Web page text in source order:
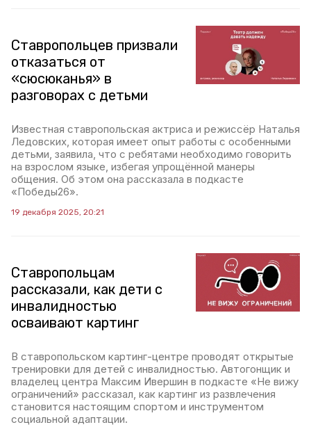
Ставропольцев призвали
отказаться от
«сюсюканья» в
разговорах с детьми
Известная ставропольская актриса и режиссёр Наталья
Ледовских, которая имеет опыт работы с особенными
детьми, заявила, что с ребятами необходимо говорить
на взрослом языке, избегая упрощённой манеры
общения. Об этом она рассказала в подкасте
«Победы26».
19 декабря 2025, 20:21
Ставропольцам
рассказали, как дети с
инвалидностью
осваивают картинг
В ставропольском картинг-центре проводят открытые
тренировки для детей с инвалидностью. Автогонщик и
владелец центра Максим Ивершин в подкасте «Не вижу
ограничений» рассказал, как картинг из развлечения
становится настоящим спортом и инструментом
социальной адаптации.